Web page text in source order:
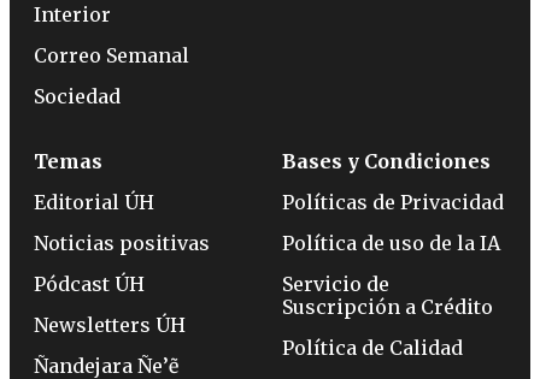
Interior
Correo Semanal
Sociedad
Temas
Editorial ÚH
Noticias positivas
Pódcast ÚH
Newsletters ÚH
Ñandejara Ñe’ẽ
Bases y Condiciones
Políticas de Privacidad
Política de uso de la IA
Servicio de
Suscripción a Crédito
Política de Calidad